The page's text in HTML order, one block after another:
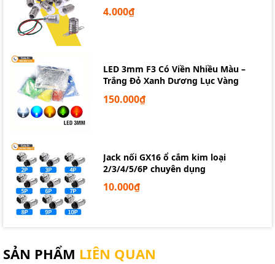
4.000₫
LED 3mm F3 Có Viền Nhiều Màu –
Trắng Đỏ Xanh Dương Lục Vàng
150.000₫
Jack nối GX16 ổ cắm kim loại
2/3/4/5/6P chuyên dụng
10.000₫
SẢN PHẨM LIÊN QUAN